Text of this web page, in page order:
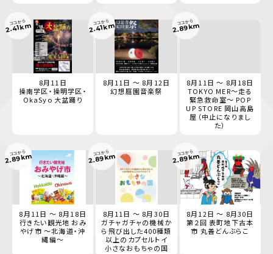
8月11日
操南学区・操明学区・
OkaSyo 大盆踊り
ココから
2.41km
8月11日 ～ 8月12日
幻想庭園音楽祭
ココから
2.41km
8月11日 ～ 8月18日
TOKYO MER～走る
緊急救命室～ POP
UP STORE 岡山高島
屋（中止になりまし
た）
ココから
2.89km
8月11日 ～ 8月18日
行きたい観光地 おみ
やげ市 ～北海道・沖
縄編～
ココから
2.89km
8月11日 ～ 8月30日
ガチャガチャの機械か
ら飛び出した400種類
以上のカプセルトイ
小さなおもちゃの国
ココから
2.89km
8月12日 ～ 8月30日
第２回 表町地下古本
市 丸善どんぶらこ
ココから
2.89km